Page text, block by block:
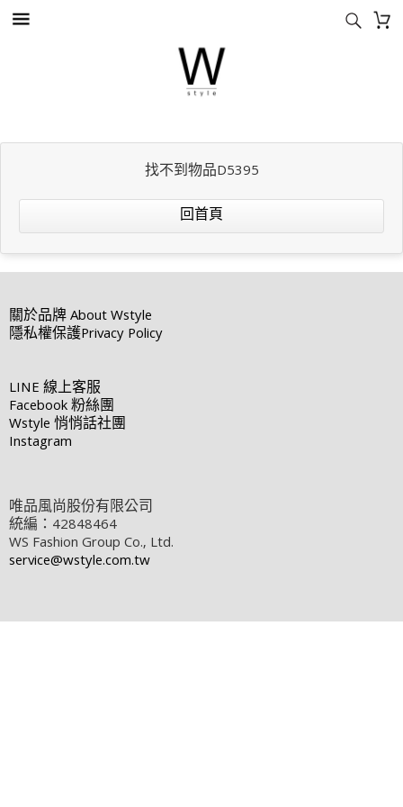
找不到物品D5395
回首頁
關於品牌About Wstyle
隱私權保護Privacy Policy
LINE線上客服
Facebook粉絲團
Wstyle悄悄話社團
Instagram
唯品風尚股份有限公司
統編：42848464
WS Fashion Group Co., Ltd.
service@wstyle.com.tw